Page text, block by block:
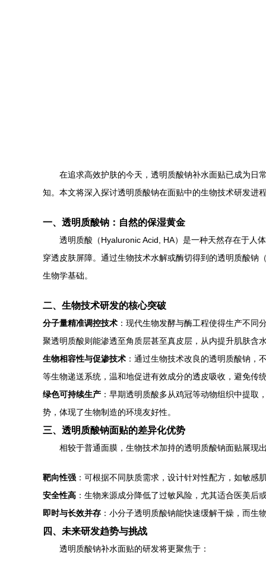
在追求高效护肤的今天，透明质酸钠补水面贴已成为日
知。本文将深入探讨透明质酸钠在面贴中的生物技术研发进
一、透明质酸钠：自然的保湿黄金
透明质酸（Hyaluronic Acid, HA）是一种天然存在于
穿透皮肤屏障。通过生物技术水解或酶切得到的透明质酸
生物学基础。
二、生物技术研发的核心突破
分子量精准调控技术 ：现代生物发酵与酶工程使得生产不同
聚透明质酸则能渗透至角质层甚至真皮层，从内提升肌肤含
生物相容性与促渗技术 ：通过生物技术改良的透明质酸钠
等生物递送系统，温和地促进有效成分的透皮吸收，避免传
绿色可持续生产 ：早期透明质酸多从鸡冠等动物组织中提
势，体现了生物制造的环境友好性。
三、透明质酸钠面贴的差异化优势
相较于普通面膜，生物技术加持的透明质酸钠面贴展现
靶向性强 ：可根据不同肤质需求，设计针对性配方，如敏感
安全性高 ：生物来源成分降低了过敏风险，尤其适合医美后
即时与长效并存 ：小分子透明质酸钠能快速缓解干燥，而
四、未来研发趋势与挑战
透明质酸钠补水面贴的研发将更聚焦于：